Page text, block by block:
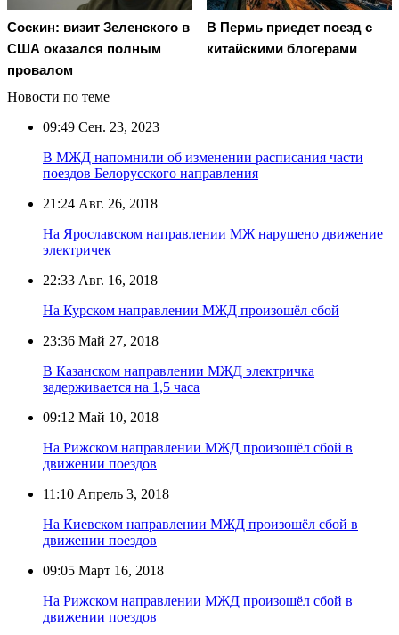
Соскин: визит Зеленского в
США оказался полным
провалом
В Пермь приедет поезд с
китайскими блогерами
Новости по теме
09:49 Сен. 23, 2023
В МЖД напомнили об изменении расписания части
поездов Белорусского направления
21:24 Авг. 26, 2018
На Ярославском направлении МЖ нарушено движение
электричек
22:33 Авг. 16, 2018
На Курском направлении МЖД произошёл сбой
23:36 Май 27, 2018
В Казанском направлении МЖД электричка
задерживается на 1,5 часа
09:12 Май 10, 2018
На Рижском направлении МЖД произошёл сбой в
движении поездов
11:10 Апрель 3, 2018
На Киевском направлении МЖД произошёл сбой в
движении поездов
09:05 Март 16, 2018
На Рижском направлении МЖД произошёл сбой в
движении поездов